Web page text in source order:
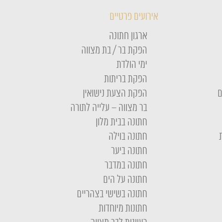
אירועים פרטיים
ארגון חתונה
הפקת בר / בת מצווה
ימי הולדת
הפקת בריתות
הפקת הצעת נישואין
בר מצווה – עלייה לתורה
חתונה בבית מלון
חתונה בוילה
חתונה ביער
חתונה במדבר
חתונה על הים
חתונה בשישי בצהריים
חתונות מיוחדות